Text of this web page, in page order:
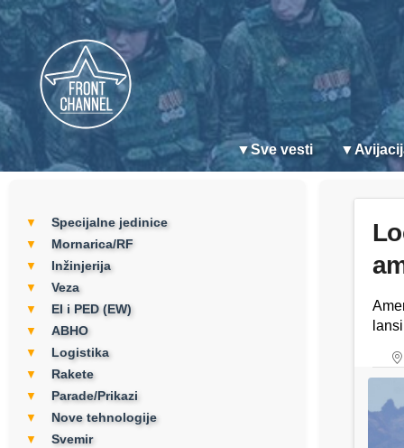
▼Sve vesti ▼
▼ Specijalne jedinice
▼ Mornarica/RF
▼ Inžinjerija
▼ Veza
▼ EI i PED (EW)
▼ ABHO
▼ Logistika
▼ Rakete
▼ Parade/Prikazi
▼ Nove tehnologije
▼ Svemir